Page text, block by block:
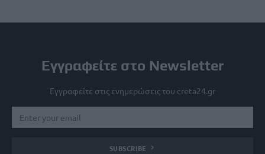
Εγγραφείτε στο Newsletter
Εγγραφείτε στις ενημερώσεις του creta24.gr
SUBSCRIBE